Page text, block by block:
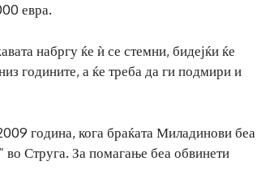
евра.
набргу ќе ѝ се стемни, бидејќи ќе
годините, а ќе треба да ги подмири и
година, кога браќата Миладинови беа
во Струга. За помагање беа обвинети